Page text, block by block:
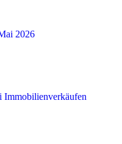
2026
Immobilienverkäufen